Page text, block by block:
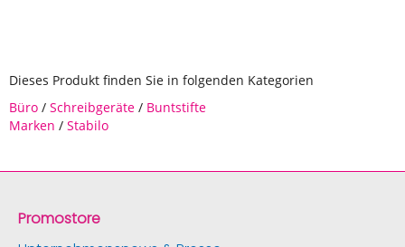
Dieses Produkt finden Sie in folgenden Kategorien
Büro / Schreibgeräte / Buntstifte
Marken / Stabilo
Promostore